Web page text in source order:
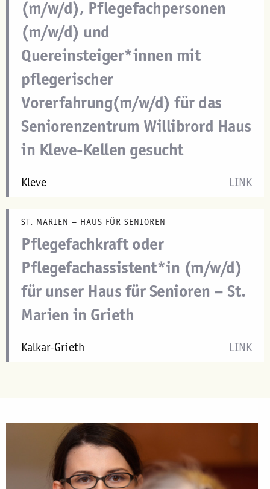
(m/w/d), Pflegefachpersonen
(m/w/d) und
Quereinsteiger*innen mit
pflegerischer
Vorerfahrung(m/w/d) für das
Seniorenzentrum Willibrord Haus
in Kleve-Kellen gesucht
Kleve LINK
ST. MARIEN – HAUS FÜR SENIOREN
Pflegefachkraft oder
Pflegefachassistent*in (m/w/d)
für unser Haus für Senioren – St.
Marien in Grieth
Kalkar-Grieth LINK